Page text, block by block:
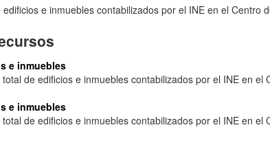
e inmuebles contabilizados por el INE en el Centro
e inmuebles
total de edificios e inmuebles contabilizados por el INE en el
e inmuebles
total de edificios e inmuebles contabilizados por el INE en el